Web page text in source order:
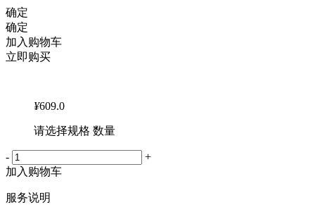
确定
确定
加入购物车
立即购买
¥609.0
请选择规格 数量
-
+
加入购物车
服务说明